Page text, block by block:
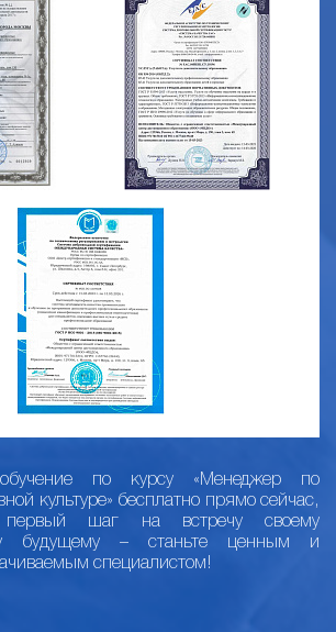
по курсу «Менеджер по
культуре» бесплатно прямо сейчас,
первый шаг на встречу своему
будущему – станьте ценным и
специалистом!